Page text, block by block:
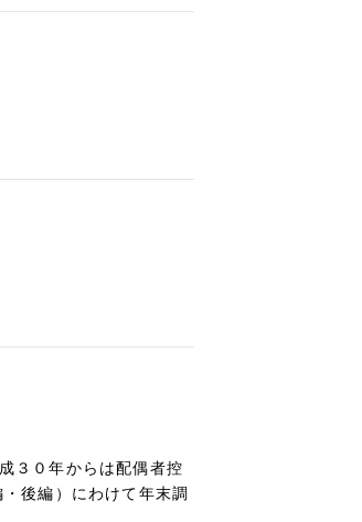
３０年からは配偶者控
後編）にわけて年末調